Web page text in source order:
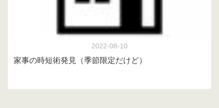
2022-08-10
家事の時短術発見（季節限定だけど）